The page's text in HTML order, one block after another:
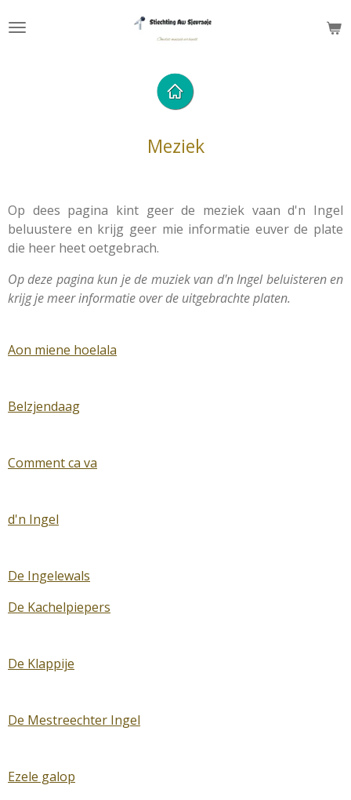
direct
Meziek
Op dees pagina kint geer de meziek vaan d'n Ingel
beluustere en krijg geer mie informatie euver de plate
die heer heet oetgebrach.
Op deze pagina kun je de muziek van d'n Ingel beluisteren en
krijg je meer informatie over de uitgebrachte platen.
Aon miene hoelala
Belzjendaag
Comment ca va
d'n Ingel
De Ingelewals
De Kachelpiepers
De Klappije
De Mestreechter Ingel
Ezele galop